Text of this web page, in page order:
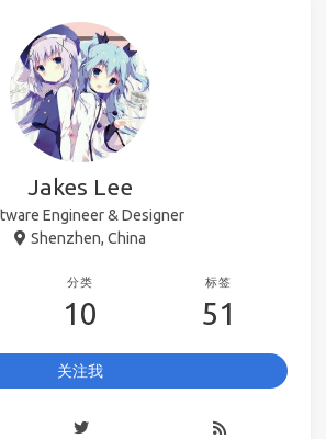
Jakes Lee
Engineer & Designer
Shenzhen, China
分类
10
标签
51
关注我